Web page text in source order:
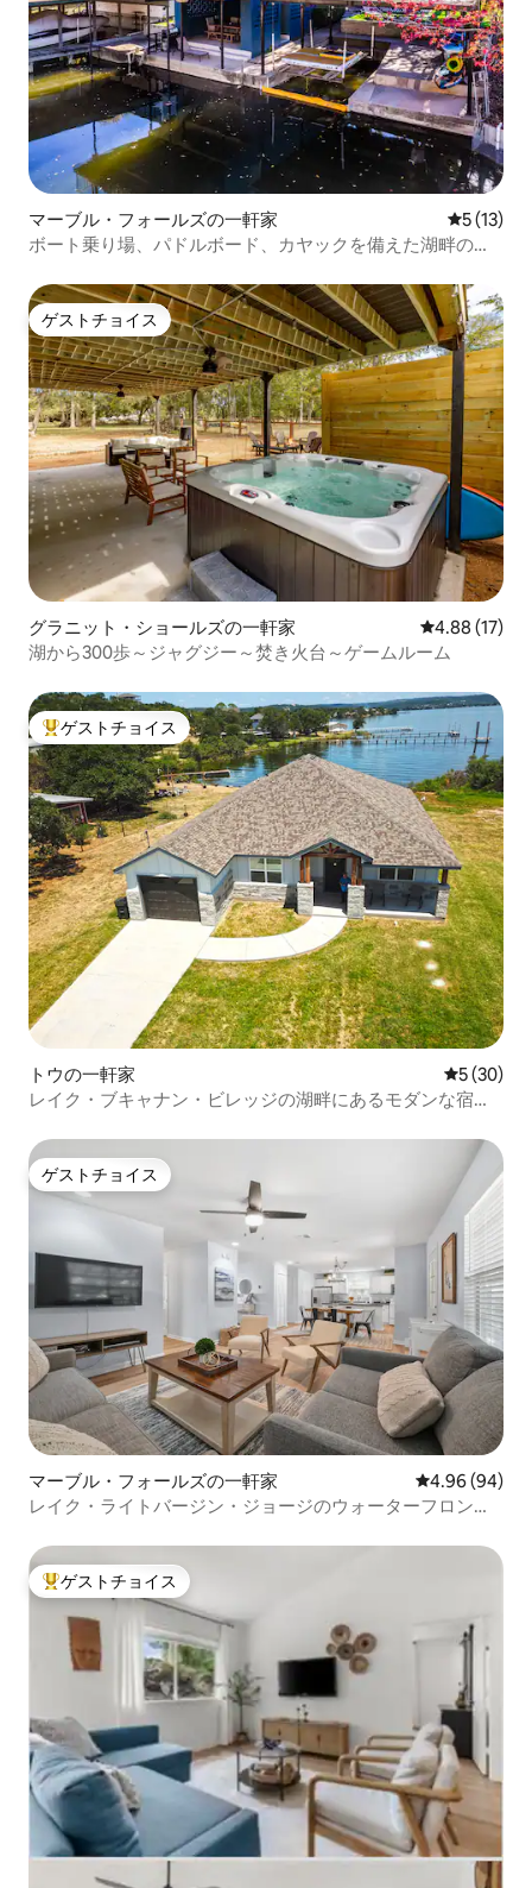
マーブル・フォールズの一軒家 レビュー
5 (13)
ボート乗り場、パドルボード、カヤックを備えた湖畔の宝
ゲストチョイス
ゲストチョイス
グラニット・ショールズの一軒家 レビュー17
4.88 (17)
湖から300歩～ジャグジー～焚き火台～ゲームルーム
大好評のゲストチョイスです。
ゲストチョイス
トウの一軒家 レビュー
5 (30)
レイク・ブキャナン・ビレッジの湖畔にあるモダンな宿泊
ゲストチョイス
ゲストチョイス
マーブル・フォールズの一軒家 レビュー94件
4.96 (94)
レイク・ライトバージン・ジョージのウォーターフロント
大好評のゲストチョイスです。
ゲストチョイス